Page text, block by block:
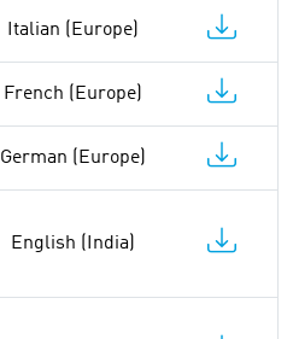
Italian (Europe)
French (Europe)
German (Europe)
English (India)